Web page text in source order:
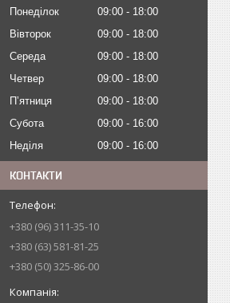
Понеділок 09:00
18:00
Вівторок
09:00
18:00
Середа
09:00
18:00
Четвер
09:00
18:00
Пʼятниця
09:00
18:00
Субота
09:00
16:00
Неділя
09:00 16:00
КОНТАКТИ
+380 (96) 311-35-10
+380 (63) 581-81-25
+380 (50) 325-86-00